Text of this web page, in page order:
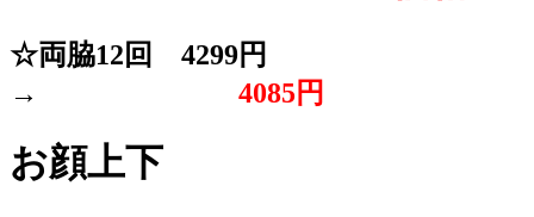
☆両脇12回 4299円
→
4085円
お顔上下